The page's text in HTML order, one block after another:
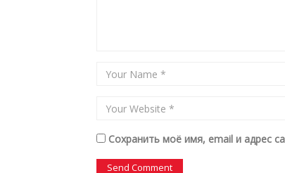
Сохранить моё имя, email и адрес